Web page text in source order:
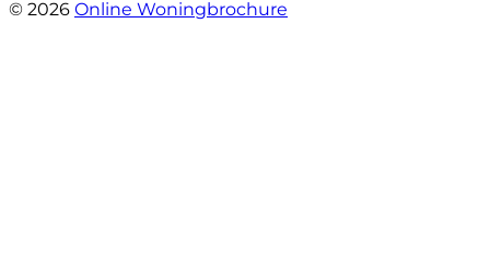
© 2026 Online Woningbrochure